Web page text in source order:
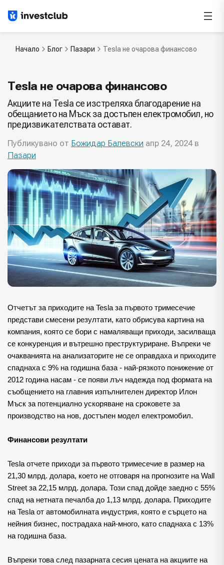
Начало Блог Пазари Tesla не очарова финансово
Tesla не очарова финансово
Акциите на Tesla се изстреляха благодарение на
обещанието на Мъск за достъпен електромобил, но
предизвикателствата остават.
Публикувано от Божидар Балевски апр 24, 2024 в
Пазари
Отчетът за приходите на Tesla за първото тримесечие
представи смесени резултати, като обрисува картина на
компания, която се бори с намаляващи приходи, засилваща
се конкуренция и вътрешно преструктуриране. Въпреки че
очакванията на анализаторите не се оправдаха и приходите
спаднаха с 9% на годишна база - най-рязкото понижение от
2012 година насам - се появи лъч надежда под формата на
съобщението на главния изпълнителен директор Илон
Мъск за потенциално ускоряване на сроковете за
производство на нов, достъпен модел електромобил.
Финансови резултати
Tesla отчете приходи за първото тримесечие в размер на
21,30 млрд. долара, което не отговаря на прогнозите на Wall
Street за 22,15 млрд. долара. Този спад дойде заедно с 55%
спад на нетната печалба до 1,13 млрд. долара. Приходите
на Tesla от автомобилната индустрия, която е сърцето на
нейния бизнес, пострадаха най-много, като спаднаха с 13%
на годишна база.
Въпреки това след пазарната сесия цената на акциите на